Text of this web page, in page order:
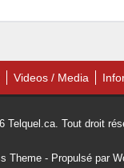
Videos / Media
Telquel.ca. Tout droit
Theme- Propulsé par